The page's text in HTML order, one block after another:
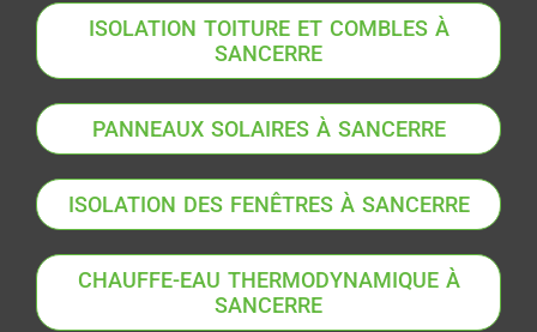
ISOLATION TOITURE ET COMBLES À
SANCERRE
PANNEAUX SOLAIRES À SANCERRE
ISOLATION DES FENÊTRES À SANCERRE
CHAUFFE-EAU THERMODYNAMIQUE À
SANCERRE